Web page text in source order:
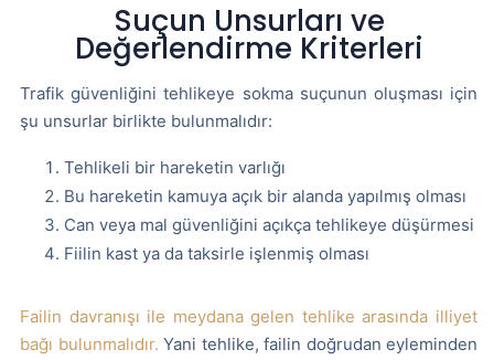
Suçun Unsurları ve
Değerlendirme Kriterleri
Trafik güvenliğini tehlikeye sokma suçunun oluşması için
şu unsurlar birlikte bulunmalıdır:
Tehlikeli bir hareketin varlığı
Bu hareketin kamuya açık bir alanda yapılmış olması
Can veya mal güvenliğini açıkça tehlikeye düşürmesi
Fiilin kast ya da taksirle işlenmiş olması
Failin davranışı ile meydana gelen tehlike arasında illiyet
bağı bulunmalıdır. Yani tehlike, failin doğrudan eyleminden